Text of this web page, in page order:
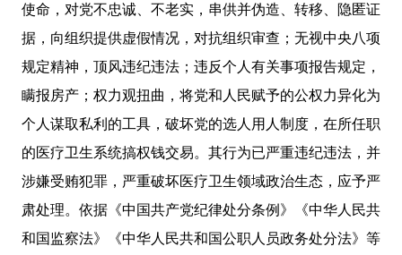
使命，对党不忠诚、不老实，串供并伪造、转移、隐匿证
据，向组织提供虚假情况，对抗组织审查；无视中央八项
规定精神，顶风违纪违法；违反个人有关事项报告规定，
瞒报房产；权力观扭曲，将党和人民赋予的公权力异化为
个人谋取私利的工具，破坏党的选人用人制度，在所任职
的医疗卫生系统搞权钱交易。其行为已严重违纪违法，并
涉嫌受贿犯罪，严重破坏医疗卫生领域政治生态，应予严
肃处理。依据《中国共产党纪律处分条例》《中华人民共
和国监察法》《中华人民共和国公职人员政务处分法》等